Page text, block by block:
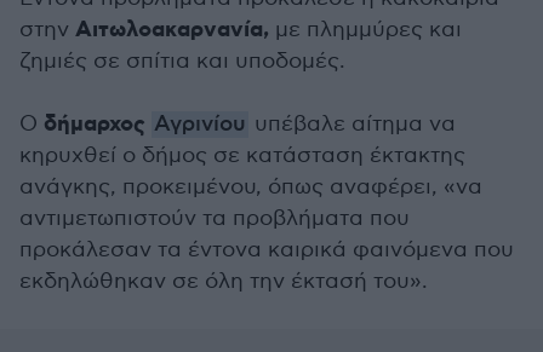
στην Αιτωλοακαρνανία, με πλημμύρες και
ζημιές σε σπίτια και υποδομές.
Ο δήμαρχος Αγρινίου υπέβαλε αίτημα να
κηρυχθεί ο δήμος σε κατάσταση έκτακτης
ανάγκης, προκειμένου, όπως αναφέρει, «να
αντιμετωπιστούν τα προβλήματα που
προκάλεσαν τα έντονα καιρικά φαινόμενα που
εκδηλώθηκαν σε όλη την έκτασή του».